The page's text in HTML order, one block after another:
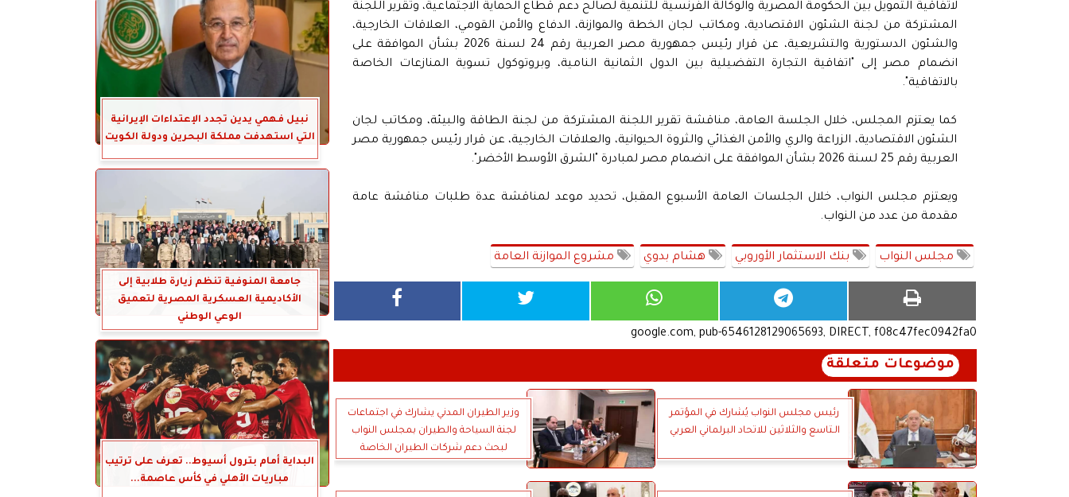
لاتفاقية التمويل بين الحكومة المصرية والوكالة الفرنسية للتنمية لصالح دعم قطاع الحماية الاجتماعية، وتقرير اللجنة
المشتركة من لجنة الشئون الاقتصادية، ومكاتب لجان الخطة والموازنة، الدفاع والأمن القومي، العلاقات الخارجية،
والشئون الدستورية والتشريعية، عن قرار رئيس جمهورية مصر العربية رقم 24 لسنة 2026 بشأن الموافقة على
انضمام مصر إلى "اتفاقية التجارة التفضيلية بين الدول الثمانية النامية، وبروتوكول تسوية المنازعات الخاصة
بالاتفاقية".
كما يعتزم المجلس، خلال الجلسة العامة، مناقشة تقرير اللجنة المشتركة من لجنة الطاقة والبيئة، ومكاتب لجان
الشئون الاقتصادية، الزراعة والري والأمن الغذائي والثروة الحيوانية، والعلاقات الخارجية، عن قرار رئيس جمهورية مصر
العربية رقم 25 لسنة 2026 بشأن الموافقة على انضمام مصر لمبادرة "الشرق الأوسط الأخضر".
ويعتزم مجلس النواب، خلال الجلسات العامة الأسبوع المقبل، تحديد موعد لمناقشة عدة طلبات مناقشة عامة
مقدمة من عدد من النواب.
مجلس النواب بنك الاستثمار الأوروبي هشام بدوي مشروع الموازنة العامة
google.com, pub-6546128129065693, DIRECT, f08c47fec0942fa0
موضوعات متعلقة
رئيس مجلس النواب يُشارك في المؤتمر
الـتاسع والثلاثين للاتحاد البرلماني العربي
وزير الطيران المدني يشارك في اجتماعات
لجنة السياحة والطيران بمجلس النواب
لبحث دعم شركات الطيران الخاصة
نبيل فهمي يدين تجدد الإعتداءات الإيرانية
التي استهدفت مملكة البحرين ودولة الكويت
جامعة المنوفية تنظم زيارة طلابية إلى
الأكاديمية العسكرية المصرية لتعميق
الوعي الوطني
البداية أمام بترول أسيوط.. تعرف على ترتيب
مباريات الأهلي في كأس عاصمة...